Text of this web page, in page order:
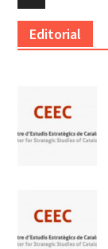
Editorial